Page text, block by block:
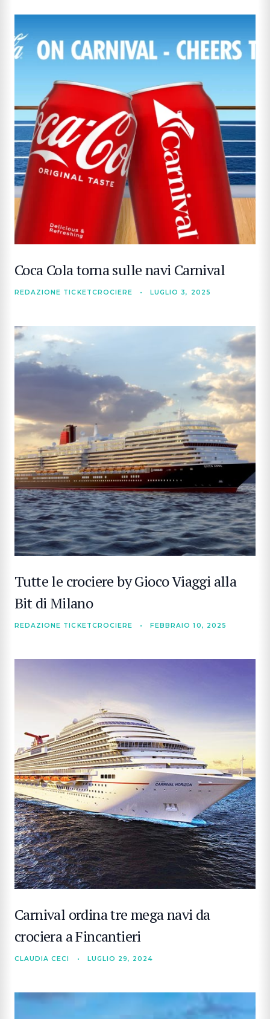
Coca Cola torna sulle navi Carnival
REDAZIONE TICKETCROCIERE • LUGLIO 3, 2025
Tutte le crociere by Gioco Viaggi alla
Bit di Milano
REDAZIONE TICKETCROCIERE • FEBBRAIO 10, 2025
Carnival ordina tre mega navi da
crociera a Fincantieri
CLAUDIA CECI • LUGLIO 29, 2024